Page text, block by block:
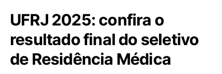
UFRJ 2025: confira o
resultado final do seletivo
de Residência Médica